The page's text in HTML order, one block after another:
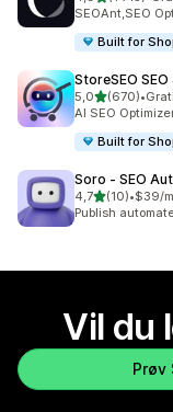
Totalt 1715
SEOAnt,SEO
Built for
StoreSEO
5,0av 5 stjerner
(670)
Totalt 670 •
AI SEO
Built for
Soro ‑ SEO
4,7av 5 stjerner
(10)
Totalt 10 omtaler
•$39/
Publish
Vil du